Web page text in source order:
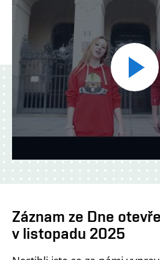
video
Záznam ze Dne
v listopadu 2025